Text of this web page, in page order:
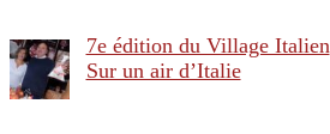
7e édition du Village Italien
Sur un air d’Italie